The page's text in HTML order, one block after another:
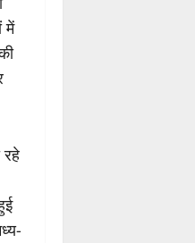
में
रहे